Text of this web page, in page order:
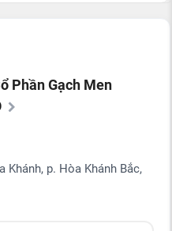
Phần Gạch Men
Khánh, p. Hòa Khánh Bắc,